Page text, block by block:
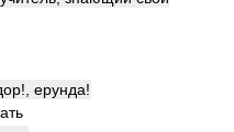
ерунда!